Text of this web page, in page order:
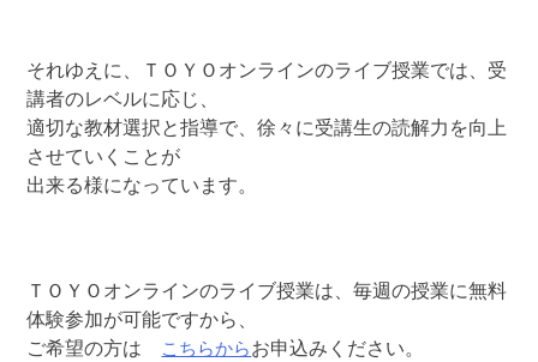
それゆえに、ＴＯＹＯオンラインのライブ授業では、受
講者のレベルに応じ、
適切な教材選択と指導で、徐々に受講生の読解力を向上
させていくことが
出来る様になっています。
ＴＯＹＯオンラインのライブ授業は、毎週の授業に無料
体験参加が可能ですから、
ご希望の方は
こちらからお申込みください。